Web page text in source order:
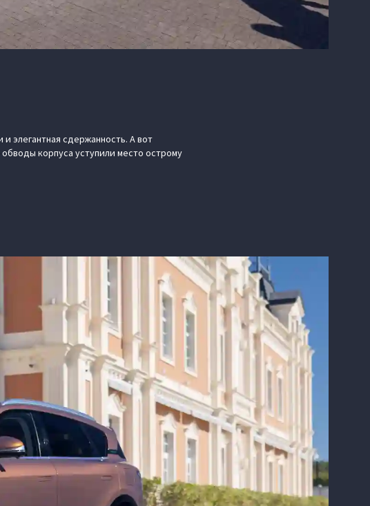
элегантная сдержанность. А вот
корпуса уступили место острому